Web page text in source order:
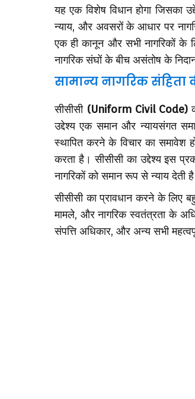
यह एक विशेष विधान होगा जिसका
न्याय, और अवसरों के आधार पर
एक ही कानून और सभी नागरिकों के
नागरिक संघों के बीच असंतोष के
सामान्य नागरिक संहिता
सीसीसी (Uniform Civil Code)
उद्देश्य एक समान और न्यायसंगत
स्थापित करने के विचार का समावेश
करता है। सीसीसी का उद्देश्य इस
नागरिकों को समान रूप से न्याय
सीसीसी का प्रावधान करने के लिए
मामले, और नागरिक स्वतंत्रता के
संपत्ति अधिकार, और अन्य सभी